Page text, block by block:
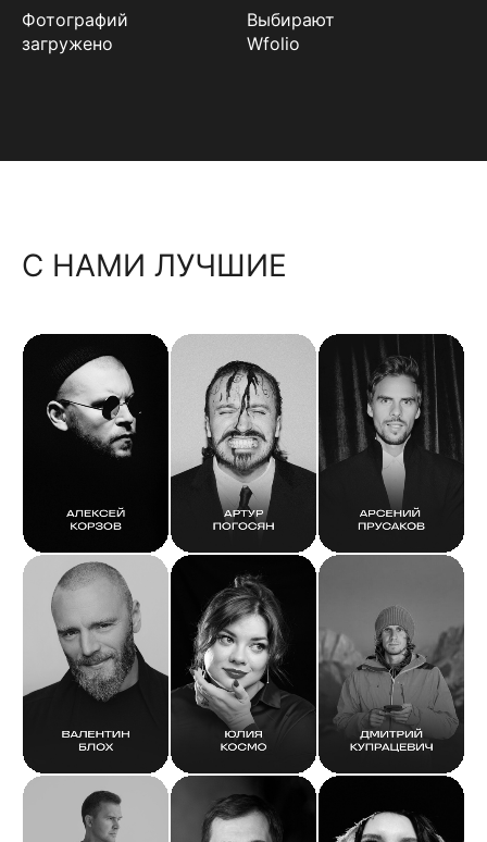
Фотографий
загружено
Выбирают
Wfolio
С НАМИ ЛУЧШИЕ